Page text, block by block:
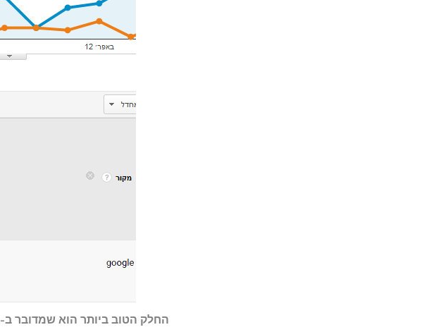
החלק הטוב ביותר הוא שמדובר ב- 3 צעדים פשוטים, שכל אחד יכול ליישם!